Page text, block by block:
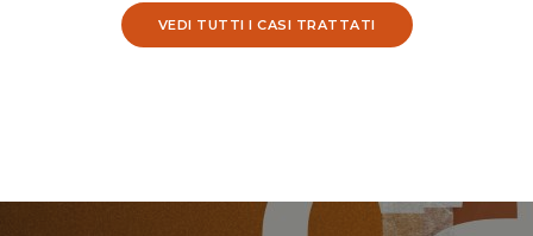
VEDI TUTTI I CASI TRATTATI